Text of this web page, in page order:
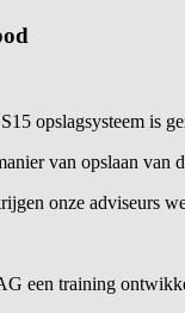
opslagsysteem is
van opslaan van
onze adviseurs
een training